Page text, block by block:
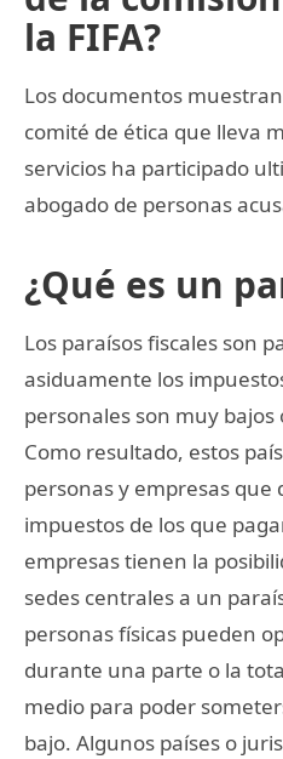
la FIFA?
Los documentos
comité de ética que lleva
servicios ha participado
abogado de personas
¿Qué es un
Los paraísos fiscales son
asiduamente los
personales son muy
Como resultado, estos
personas y empresas que
impuestos de los que
empresas tienen la
sedes centrales a un
personas físicas pueden
durante una parte o la
medio para poder
bajo. Algunos países o